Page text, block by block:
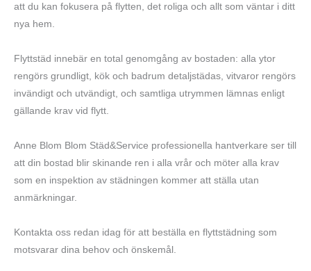
att du kan fokusera på flytten, det roliga och allt som väntar i ditt
nya hem.
Flyttstäd innebär en total genomgång av bostaden: alla ytor
rengörs grundligt, kök och badrum detaljstädas, vitvaror rengörs
invändigt och utvändigt, och samtliga utrymmen lämnas enligt
gällande krav vid flytt.
Anne Blom Blom Städ&Service professionella hantverkare ser till
att din bostad blir skinande ren i alla vrår och möter alla krav
som en inspektion av städningen kommer att ställa utan
anmärkningar.
Kontakta oss redan idag för att beställa en flyttstädning som
motsvarar dina behov och önskemål.